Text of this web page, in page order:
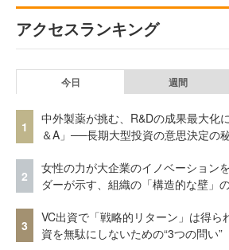
アクセスランキング
今日 週間
1
中外製薬が挑む、R&Dの成果最大化
＆A」──長期大型投資の意思決定の
2
女性の力が大企業のイノベーション
ダーが示す、組織の「構造的な壁」
3
VC出資で「戦略的リターン」は得ら
資を無駄にしないための“3つの問い”